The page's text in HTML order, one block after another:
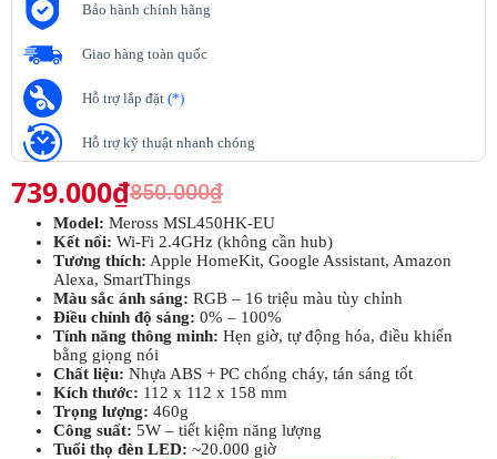
Bảo hành chính hãng
Giao hàng toàn quốc
Hỗ trợ lắp đặt (*)
Hỗ trợ kỹ thuật nhanh chóng
850.000₫
739.000₫
Model: Meross MSL450HK-EU
Kết nối: Wi-Fi 2.4GHz (không cần hub)
Tương thích: Apple HomeKit, Google Assistant, Amazon
Alexa, SmartThings
Màu sắc ánh sáng: RGB – 16 triệu màu tùy chỉnh
Điều chỉnh độ sáng: 0% – 100%
Tính năng thông minh: Hẹn giờ, tự động hóa, điều khiển
bằng giọng nói
Chất liệu: Nhựa ABS + PC chống cháy, tán sáng tốt
Kích thước: 112 x 112 x 158 mm
Trọng lượng: 460g
Công suất: 5W – tiết kiệm năng lượng
Tuổi thọ đèn LED: ~20.000 giờ